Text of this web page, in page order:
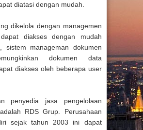
diatasi dengan mudah.
dikelola dengan managemen
diakses dengan mudah
sistem manageman dokumen
dokumen data
diakses oleh beberapa user
penyedia jasa pengelolaan
RDS Grup. Perusahaan
sejak tahun 2003 ini dapat